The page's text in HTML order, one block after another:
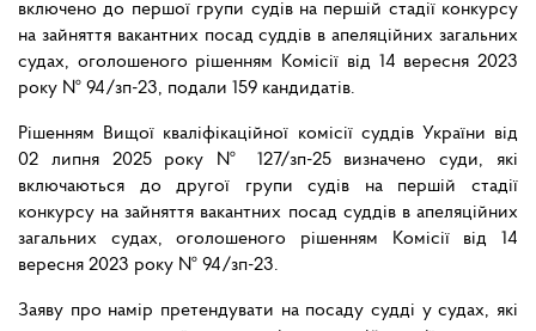
включено до першої групи судів на першій стадії конкурсу
на зайняття вакантних посад суддів в апеляційних загальних
судах, оголошеного рішенням Комісії від 14 вересня 2023
року № 94/зп-23, подали 159 кандидатів.
Рішенням Вищої кваліфікаційної комісії суддів України від
02 липня 2025 року № 127/зп-25 визначено суди, які
включаються до другої групи судів на першій стадії
конкурсу на зайняття вакантних посад суддів в апеляційних
загальних судах, оголошеного рішенням Комісії від 14
вересня 2023 року № 94/зп-23.
Заяву про намір претендувати на посаду судді у судах, які